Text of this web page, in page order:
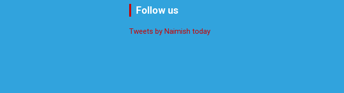
Follow us
Tweets by Naimish today